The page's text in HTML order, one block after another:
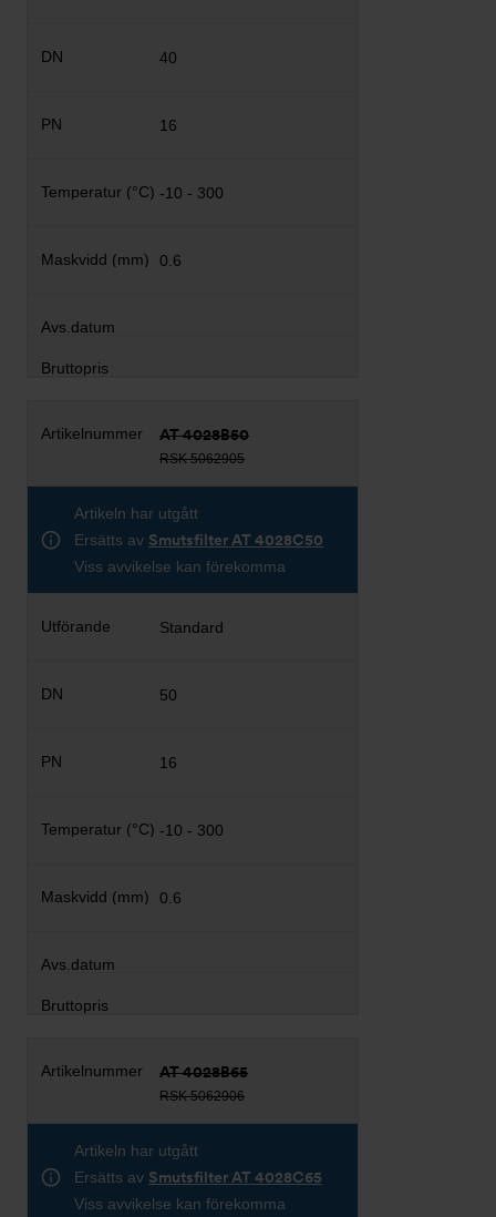
40
16
-10 - 300
0.6
AT 4028B50
RSK 5062905
Artikeln har utgått
Ersätts av Smutsfilter AT 4028C50
Viss avvikelse kan förekomma
Standard
50
16
-10 - 300
0.6
AT 4028B65
RSK 5062906
Artikeln har utgått
Ersätts av Smutsfilter AT 4028C65
Viss avvikelse kan förekomma